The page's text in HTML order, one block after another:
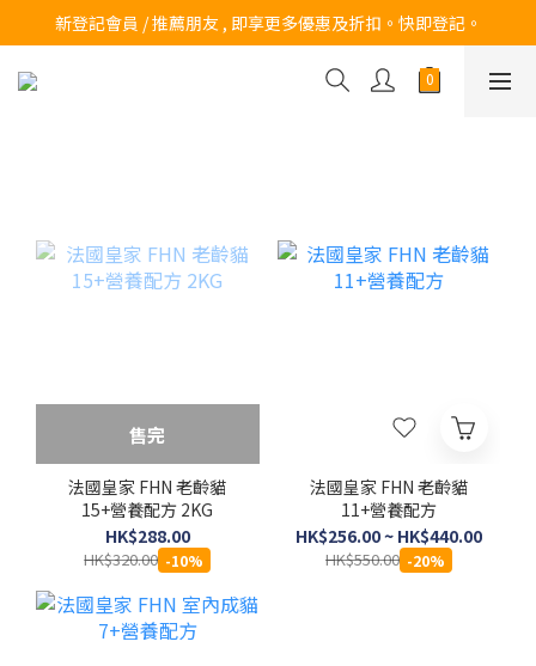
訂購滿$200 即可免費送貨!
新登記會員 / 推薦朋友 , 即享更多優惠及折扣。快即登記。
訂購滿$200 即可免費送貨!
售完
法國皇家 FHN 老齡貓
15+營養配方 2KG
HK$288.00
HK$320.00 -10%
法國皇家 FHN 老齡貓
11+營養配方
HK$256.00 ~ HK$440.00
HK$550.00 -20%